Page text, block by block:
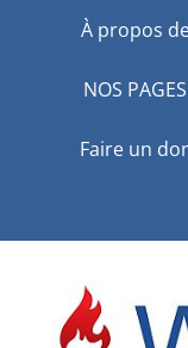
À propos
NOS
Faire un